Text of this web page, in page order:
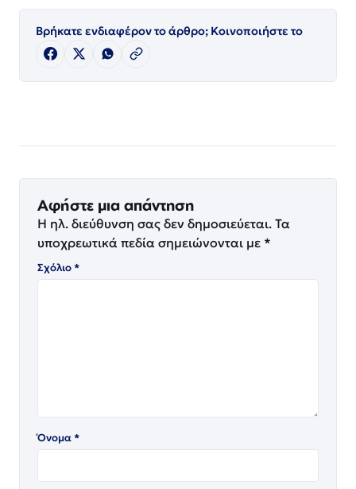
Βρήκατε ενδιαφέρον το άρθρο; Κοινοποιήστε το
Αφήστε μια απάντηση
Η ηλ. διεύθυνση σας δεν δημοσιεύεται. Τα
υποχρεωτικά πεδία σημειώνονται με *
Σχόλιο*
Όνομα*